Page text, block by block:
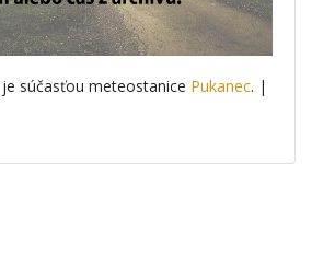
súčasťou meteostanice Pukanec. |